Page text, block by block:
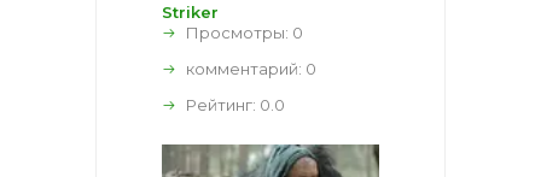
Striker
Просмотры: 0
комментарий: 0
Рейтинг: 0.0